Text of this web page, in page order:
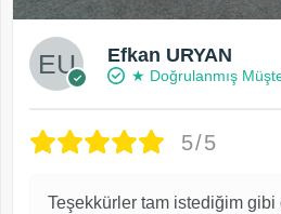
Efkan URYAN
★ Doğrulanmış
5/5
Teşekkürler tam istediğim